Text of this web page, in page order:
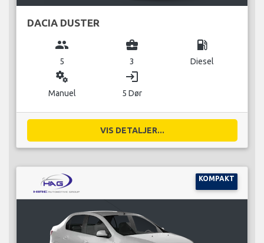
DACIA DUSTER
group
5
business_center
3
local_gas_station
Diesel
miscellaneous_services
Manuel
login
5 Dør
VIS DETALJER...
KOMPAKT